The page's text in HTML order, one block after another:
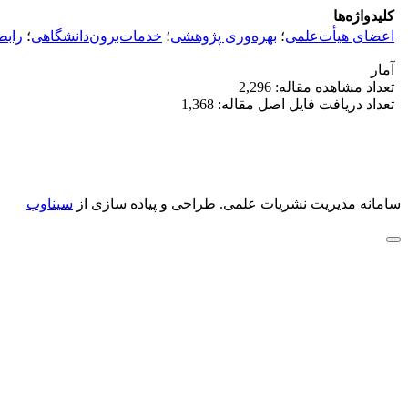
کلیدواژه‌ها
اعضای هیأت‌علمی؛ بهره‌وری پژوهشی؛ خدمات‌برون‌دانشگاهی؛
آمار
تعداد مشاهده مقاله: 2,296
تعداد دریافت فایل اصل مقاله: 1,368
سامانه مدیریت نشریات علمی. طراحی و پیاده سازی از سیناوب